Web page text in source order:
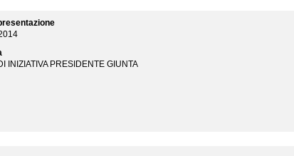
INIZIATIVA PRESIDENTE GIUNTA